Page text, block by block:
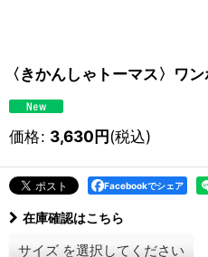
〈きかんしゃトーマス〉ワ
価格: 3,630円(税込)
Facebookでシェア
在庫確認はこちら
サイズ を選択してください